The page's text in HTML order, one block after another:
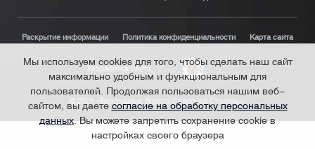
Раскрытие информации Политика конфиденциальности Карта сайта
Разработка сайта
© 2026 «Воздушные Ворота Северной Столицы»
Мы используем cookies для того, чтобы сделать наш сайт
максимально удобным и функциональным для
пользователей. Продолжая пользоваться нашим веб-
сайтом, вы даетесогласие на обработку персональных
данных. Вы можете запретить сохранение cookie в
настройках своего браузера